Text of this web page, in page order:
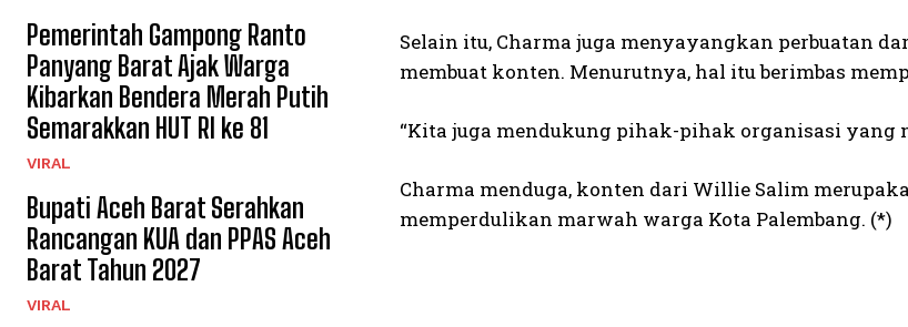
Pemerintah Gampong Ranto
Panyang Barat Ajak Warga
Kibarkan Bendera Merah Putih
Semarakkan HUT RI ke 81
VIRAL
Bupati Aceh Barat Serahkan
Rancangan KUA dan PPAS Aceh
Barat Tahun 2027
VIRAL
Selain itu, Charma juga menyayangkan perbuatan
membuat konten. Menurutnya, hal itu berimbas
“Kita juga mendukung pihak-pihak organisasi yang
Charma menduga, konten dari Willie Salim
memperdulikan marwah warga Kota Palembang. (*)